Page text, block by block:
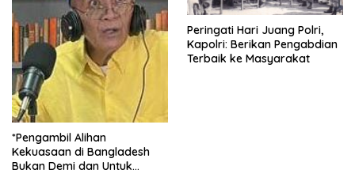
*Pengambil Alihan
Kekuasaan di Bangladesh
Bukan Demi dan Untuk
Peringati Hari Juang Polri,
Kapolri: Berikan Pengabdian
Terbaik ke Masyarakat